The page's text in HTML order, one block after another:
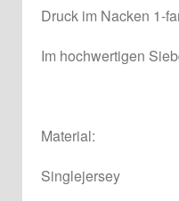
Druck im Nacken 1-
Im hochwertigen
Material:
Singlejersey